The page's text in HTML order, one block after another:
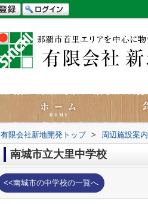
有限会社新地開発トップ > 周辺施設案内
南城市立大里中学校
<<南城市の中学校の一覧へ